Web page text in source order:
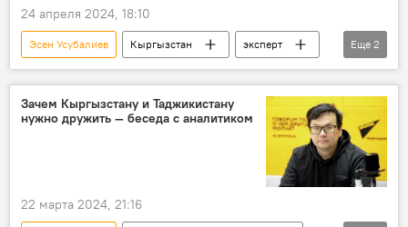
24 апреля 2024, 18:10
Эсен Усубалиев Кыргызстан
эксперт
Евразия
мировой порядок
Еще 2
Зачем Кыргызстану и Таджикистану
нужно дружить — беседа с аналитиком
22 марта 2024, 21:16